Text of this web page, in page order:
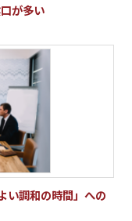
が多い
い調和の時間」への